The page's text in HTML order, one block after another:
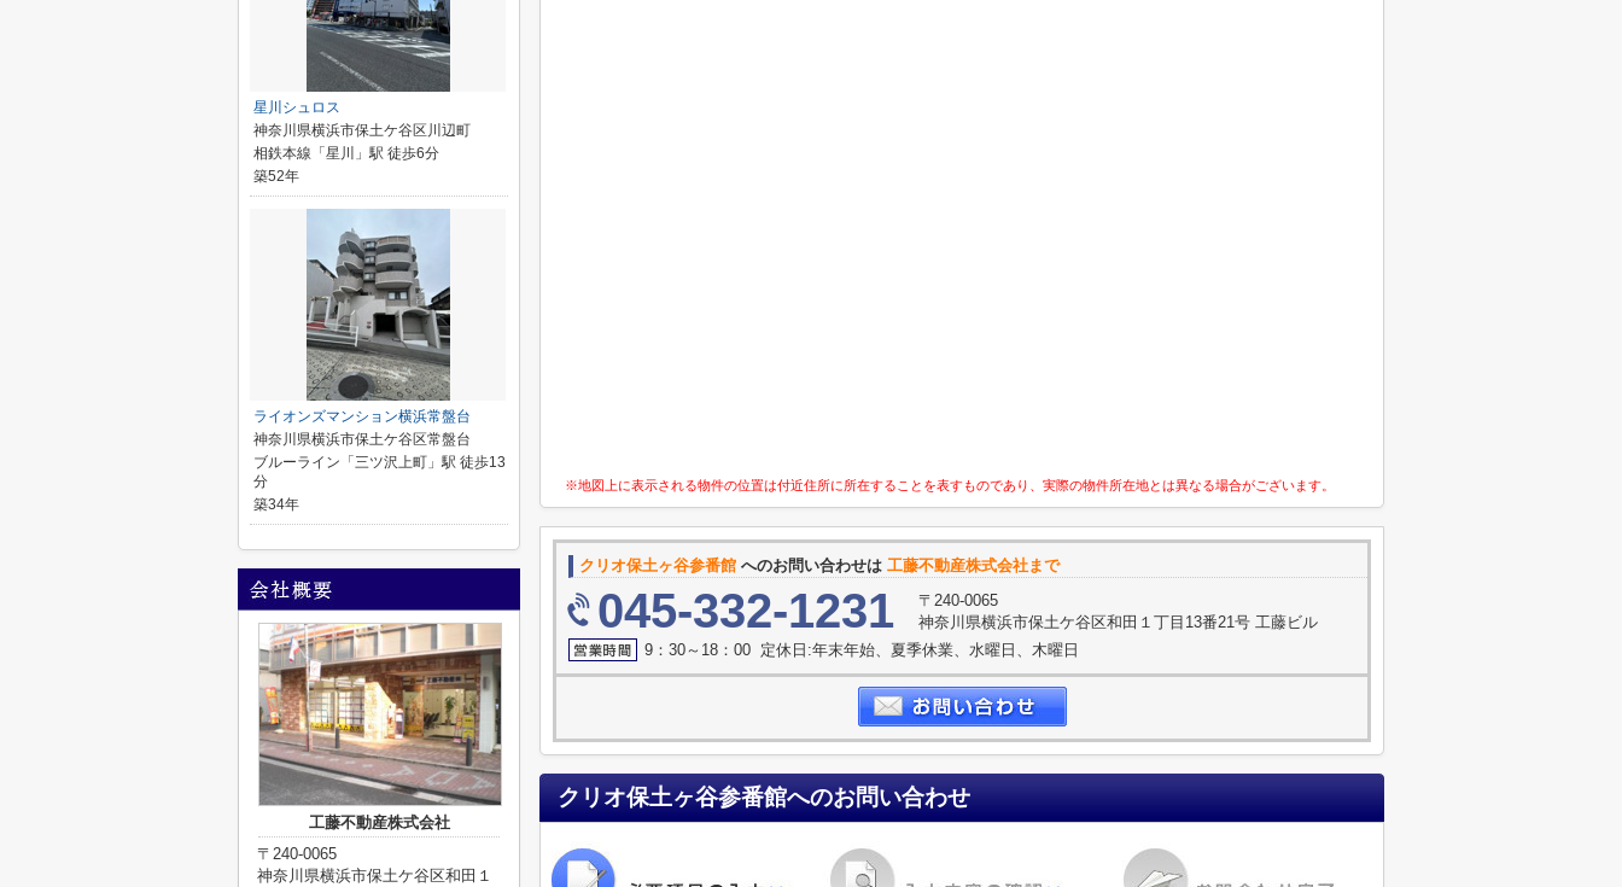
※地図上に表示される物件の位置は付近住所に所在することを表すものであり、実際の物件所在地とは異なる場合がございます。
クリオ保土ヶ谷参番館 へのお問い合わせは 工藤不動産株式会社まで
045-332-1231
〒240-0065
神奈川県横浜市保土ケ谷区和田１丁目13番21号 工藤ビル
9：30～18：00 定休日:年末年始、夏季休業、水曜日、木曜日
クリオ保土ヶ谷参番館へのお問い合わせ
星川シュロス
神奈川県横浜市保土ケ谷区川辺町
相鉄本線「星川」駅 徒歩6分
築52年
ライオンズマンション横浜常盤台
神奈川県横浜市保土ケ谷区常盤台
ブルーライン「三ツ沢上町」駅 徒歩13
分
築34年
工藤不動産株式会社
〒240-0065
神奈川県横浜市保土ケ谷区和田１